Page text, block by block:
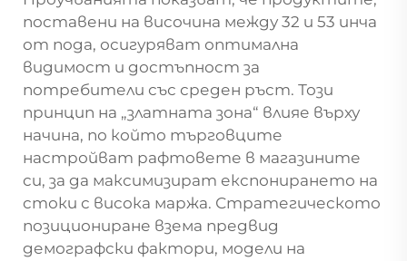
поставени на височина между 32 и 53 инча
от пода, осигуряват оптимална
видимост и достъпност за
потребители със среден ръст. Този
принцип на „златната зона“ влияе върху
начина, по който търговците
настройват рафтовете в магазините
си, за да максимизират експонирането на
стоки с висока маржа. Стратегическото
позициониране взема предвид
демографски фактори, модели на